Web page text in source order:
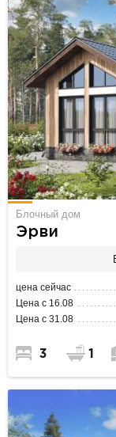
Блочный дом
Эрви
цена сейчас
Цена с 16.08
Цена с 31.08
3 1